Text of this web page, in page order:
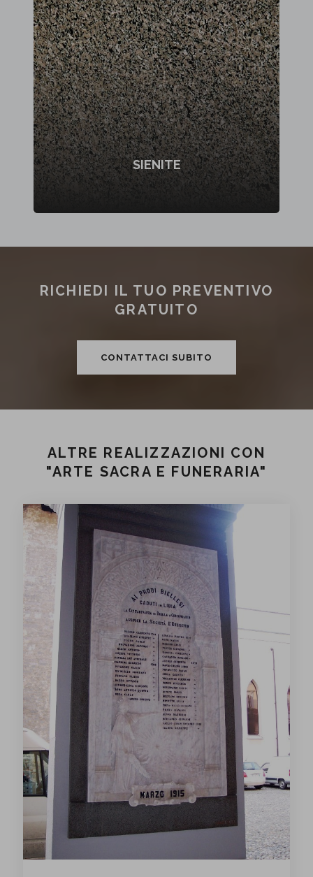
SIENITE
RICHIEDI IL TUO PREVENTIVO
GRATUITO
CONTATTACI SUBITO
ALTRE REALIZZAZIONI CON
"ARTE SACRA E FUNERARIA"